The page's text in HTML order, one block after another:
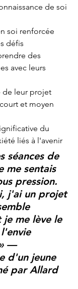
de soi
soi renforcée
défis
des
avec leurs
de leur projet
et moyen
du
liés à l'avenir
séances de
me sentais
pression.
j'ai un projet
je me lève le
—
d'un jeune
par Allard